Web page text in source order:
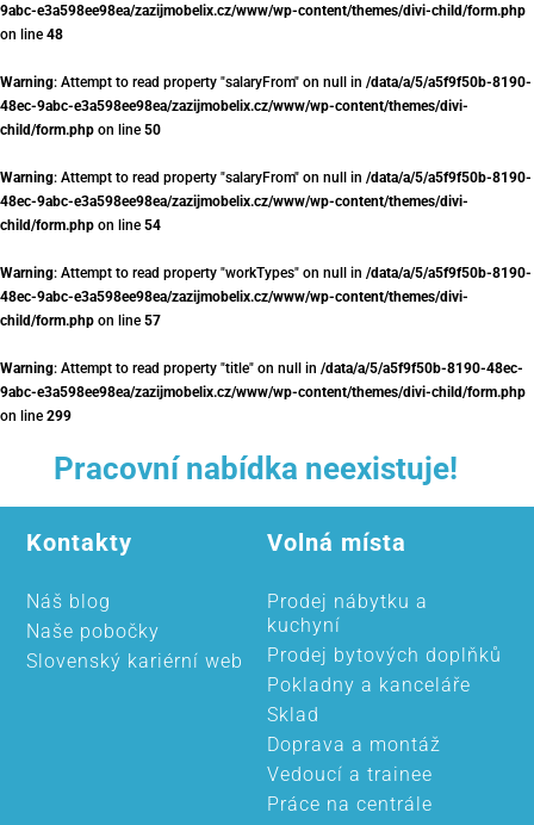
9abc-e3a598ee98ea/zazijmobelix.cz/www/wp-content/themes/divi-child/form.php
on line 48
Warning: Attempt to read property "salaryFrom" on null in /data/a/5/a5f9f50b-8190-
48ec-9abc-e3a598ee98ea/zazijmobelix.cz/www/wp-content/themes/divi-
child/form.php on line 50
Warning: Attempt to read property "salaryFrom" on null in /data/a/5/a5f9f50b-8190-
48ec-9abc-e3a598ee98ea/zazijmobelix.cz/www/wp-content/themes/divi-
child/form.php on line 54
Warning: Attempt to read property "workTypes" on null in /data/a/5/a5f9f50b-8190-
48ec-9abc-e3a598ee98ea/zazijmobelix.cz/www/wp-content/themes/divi-
child/form.php on line 57
Warning: Attempt to read property "title" on null in /data/a/5/a5f9f50b-8190-48ec-
9abc-e3a598ee98ea/zazijmobelix.cz/www/wp-content/themes/divi-child/form.php
on line 299
Pracovní nabídka neexistuje!
Kontakty
Náš blog
Naše pobočky
Slovenský kariérní web
Volná místa
Prodej nábytku a
kuchyní
Prodej bytových doplňků
Pokladny a kanceláře
Sklad
Doprava a montáž
Vedoucí a trainee
Práce na centrále